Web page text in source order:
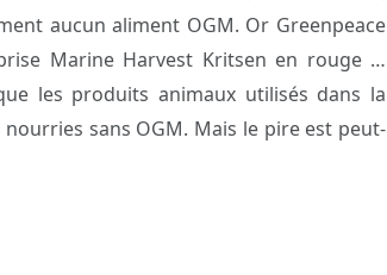
aucun aliment OGM. Or Greenpeace
Marine Harvest Kritsen en rouge …
les produits animaux utilisés dans la
sans OGM. Mais le pire est peut-